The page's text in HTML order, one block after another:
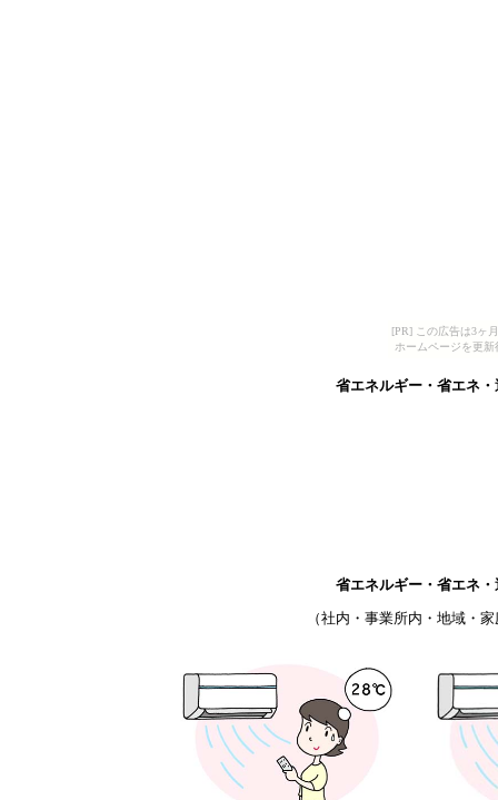
[PR] この広告は3ヶ
ホームページを更
省エネルギー・省エネ
省エネルギー・省エネ
（社内・事業所内・地域・